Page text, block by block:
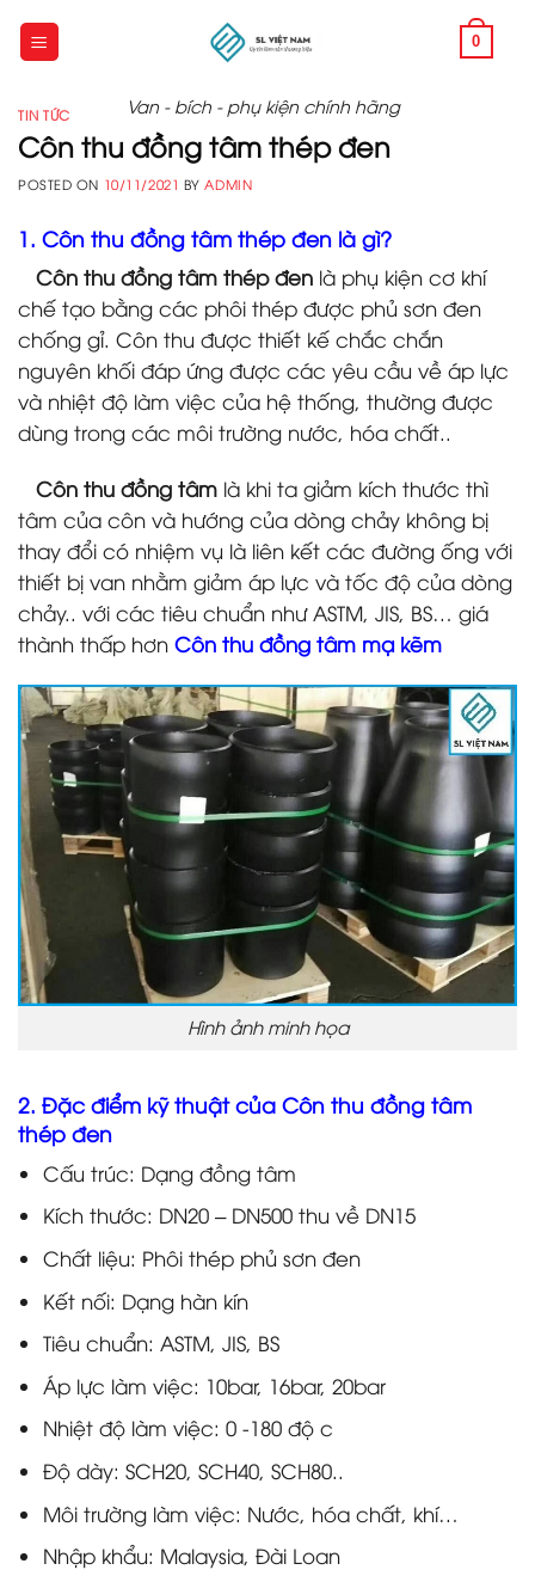
Van - bích - phụ kiện chính hãng
0
TIN TỨC
Côn thu đồng tâm thép đen
POSTED ON 10/11/2021 BY ADMIN
1. Côn thu đồng tâm thép đen là gì?
Côn thu đồng tâm thép đen là phụ kiện cơ khí
chế tạo bằng các phôi thép được phủ sơn đen
chống gỉ. Côn thu được thiết kế chắc chắn
nguyên khối đáp ứng được các yêu cầu về áp lực
và nhiệt độ làm việc của hệ thống, thường được
dùng trong các môi trường nước, hóa chất..
Côn thu đồng tâm là khi ta giảm kích thước thì
tâm của côn và hướng của dòng chảy không bị
thay đổi có nhiệm vụ là liên kết các đường ống với
thiết bị van nhằm giảm áp lực và tốc độ của dòng
chảy.. với các tiêu chuẩn như ASTM, JIS, BS… giá
thành thấp hơn Côn thu đồng tâm mạ kẽm
Hình ảnh minh họa
2. Đặc điểm kỹ thuật của Côn thu đồng tâm
thép đen
Cấu trúc: Dạng đồng tâm
Kích thước: DN20 – DN500 thu về DN15
Chất liệu: Phôi thép phủ sơn đen
Kết nối: Dạng hàn kín
Tiêu chuẩn: ASTM, JIS, BS
Áp lực làm việc: 10bar, 16bar, 20bar
Nhiệt độ làm việc: 0 -180 độ c
Độ dày: SCH20, SCH40, SCH80..
Môi trường làm việc: Nước, hóa chất, khí…
Nhập khẩu: Malaysia, Đài Loan